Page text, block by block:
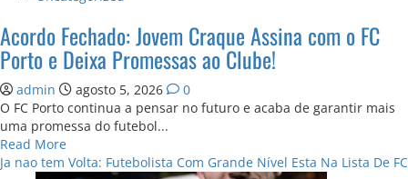
Acordo Fechado: Jovem Craque Assina com o FC
Porto e Deixa Promessas ao Clube!
admin agosto 5, 2026
0
O FC Porto continua a pensar no futuro e acaba de garantir mais
uma promessa do futebol...
Read MoreRead
more
Ja nao tem Volta: Futebolista Com Grande Nível Esta Na Lista De FC